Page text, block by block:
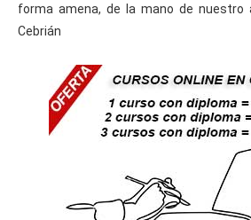
forma amena, de la mano de nuestro
Cebrián